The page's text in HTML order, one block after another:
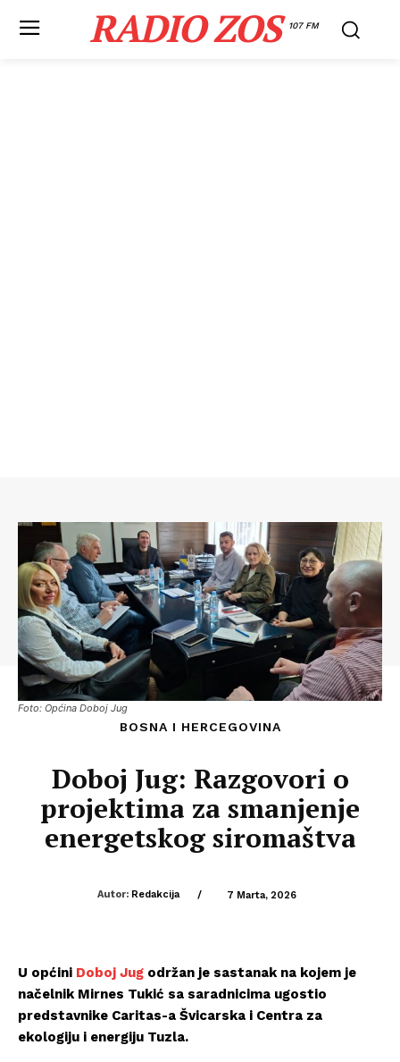
RADIO ZOS 107 FM
Foto: Općina Doboj Jug
BOSNA I HERCEGOVINA
Doboj Jug: Razgovori o
projektima za smanjenje
energetskog siromaštva
Autor: Redakcija / 7 Marta, 2026
U općini Doboj Jug održan je sastanak na kojem je
načelnik Mirnes Tukić sa saradnicima ugostio
predstavnike Caritas-a Švicarska i Centra za
ekologiju i energiju Tuzla.